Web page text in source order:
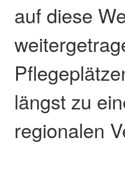
auf diese
längst zu
regionalen